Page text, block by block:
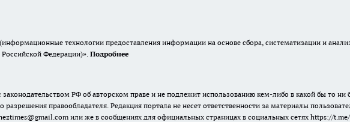
технологии предоставления информации на основе сбора, систематизации и
Федерации)».Подробнее
РФ об авторском праве и не подлежит использованию кем-либо в какой бы то
правообладателя. Редакция портала не несет ответственности за материалы
или же в сообщениях для официальных страницах в социальных сетях https://